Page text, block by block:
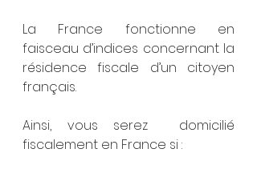
La France fonctionne en
faisceau d’indices concernant la
résidence fiscale d’un citoyen
français.
Ainsi, vous serez  domicilié
fiscalement en France si :